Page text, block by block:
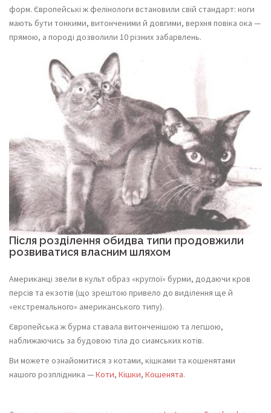
форм. Європейські ж фелінологи встановили свій стандарт: ноги
мають бути тонкими, витонченими й довгими, верхня повіка ока —
прямою, а породі дозволили 10 різних забарвлень.
Після розділення обидва типи продовжили
розвиватися власним шляхом
Американці звели в культ образ «круглої» бурми, додаючи кров
персів та екзотів (що зрештою привело до виділення ще й
«екстремального» американського типу).
Європейська ж бурма ставала витонченішою та легшою,
наближаючись за будовою тіла до сиамських котів.
Ви можете ознайомитися з котами, кішками та кошенятами
нашого розплідника —Коти, Кішки, Кошенята.